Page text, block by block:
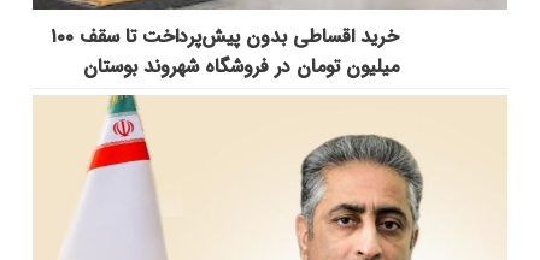
خرید اقساطی بدون پیش‌پرداخت تا سقف ۱۰۰
میلیون تومان در فروشگاه شهروند بوستان